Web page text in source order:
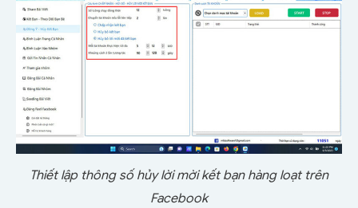
Thiết lập thông số hủy lời mời kết bạn hàng loạt trên
Facebook